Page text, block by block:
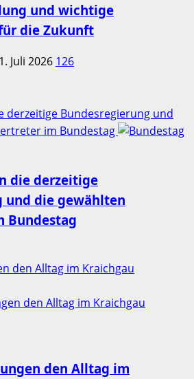
und wichtige
die Zukunft
Juli 2026 126
derzeitige Bundesregierung und
im Bundestag
die derzeitige
und die gewählten
Bundestag
den Alltag im Kraichgau
den Alltag im